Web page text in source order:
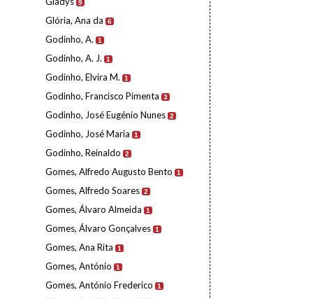
9
Glória, Ana da 6
Godinho, A. 1
Godinho, A. J. 1
Godinho, Elvira M. 1
Godinho, Francisco Pimenta 3
Godinho, José Eugénio Nunes 2
Godinho, José Maria 1
Godinho, Reinaldo 2
Gomes, Alfredo Augusto Bento 1
Gomes, Alfredo Soares 2
Gomes, Álvaro Almeida 1
Gomes, Álvaro Gonçalves 1
Gomes, Ana Rita 1
Gomes, António 1
Gomes, António Frederico 1